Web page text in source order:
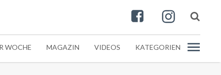
WOCHE MAGAZIN VIDEOS KATEGORIEN